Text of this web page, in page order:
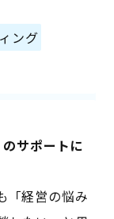
ング
のサポートに
「経営の悩み